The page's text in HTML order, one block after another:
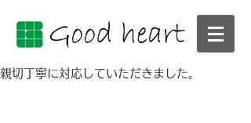
親切丁寧に対応していただきました。